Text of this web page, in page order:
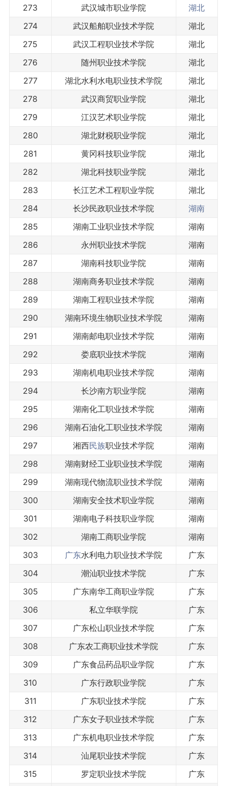
273 武汉城市职业学院
湖北
274
武汉船舶职业技术学院
湖北
275
武汉工程职业技术学院
湖北
276
随州职业技术学院
湖北
277
湖北水利水电职业技术学院
湖北
278
武汉商贸职业学院
湖北
279
江汉艺术职业学院
湖北
280
湖北财税职业学院
湖北
281
黄冈科技职业学院
湖北
282
湖北科技职业学院
湖北
283
长江艺术工程职业学院
湖北
284
长沙民政职业技术学院
湖南
285
湖南工业职业技术学院
湖南
286
永州职业技术学院
湖南
287
湖南科技职业学院
湖南
288
湖南商务职业技术学院
湖南
289
湖南工程职业技术学院
湖南
290
湖南环境生物职业技术学院
湖南
291
湖南邮电职业技术学院
湖南
292
娄底职业技术学院
湖南
293
湖南机电职业技术学院
湖南
294
长沙南方职业学院
湖南
295
湖南化工职业技术学院
湖南
296
湖南石油化工职业技术学院
湖南
297
湘西民族职业技术学院
湖南
298
湖南财经工业职业技术学院
湖南
299
湖南现代物流职业技术学院
湖南
300
湖南安全技术职业学院
湖南
301
湖南电子科技职业学院
湖南
302
湖南工商职业学院
湖南
303
广东水利电力职业技术学院
广东
304
潮汕职业技术学院
广东
305
广东南华工商职业学院
广东
306
私立华联学院
广东
307
广东松山职业技术学院
广东
308
广东农工商职业技术学院
广东
309
广东食品药品职业学院
广东
310
广东行政职业学院
广东
311
广东职业技术学院
广东
312
广东女子职业技术学院
广东
313
广东机电职业技术学院
广东
314
汕尾职业技术学院
广东
315
罗定职业技术学院
广东